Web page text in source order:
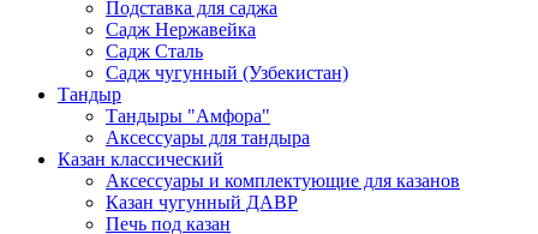
Подставка для саджа
Садж Нержавейка
Садж Сталь
Садж чугунный (Узбекистан)
Тандыр
Тандыры "Амфора"
Аксессуары для тандыра
Казан классический
Аксессуары и комплектующие для казанов
Казан чугунный ДАВР
Печь под казан